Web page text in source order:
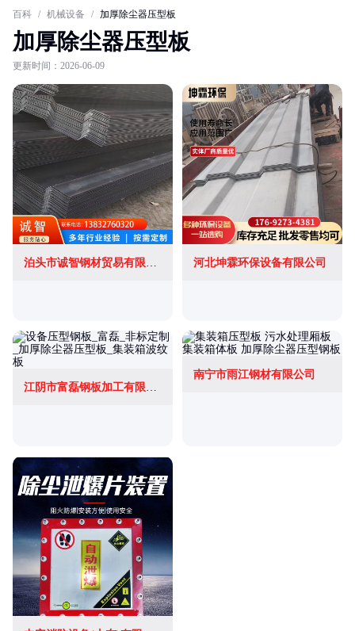
百科 / 机械设备 / 加厚除尘器压型板
加厚除尘器压型板
更新时间：2026-06-09
泊头市诚智钢材贸易有限公司 河北坤霖环保设备有限公司
江阴市富磊钢板加工有限公司
南宁市雨江钢材有限公司